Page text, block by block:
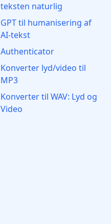
teksten naturlig
GPT til humanisering af
AI-tekst
Authenticator
Konverter lyd/video til
MP3
Konverter til WAV: Lyd og
Video